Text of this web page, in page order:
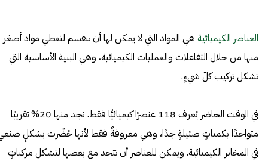
العناصر الكيميائية هي المواد التي لا يمكن لها أن تنقسم لتعطي مواد أصغر
منها من خلال التفاعلات والعمليات الكيميائية، وهي البنية الأساسية التي
تشكل تركيب كلّ شيءٍ.
في الوقت الحاضر يُعرف 118 عنصرًا كيميائيًّا فقط. نجد منها 20% تقريبًا
متواجدًا بكمياتٍ ضئيلةٍ جدًا، وهي معروفةٌ فقط لأنها حُضّرت بشكلٍ
في المخابر الكيميائية. ويمكن للعناصر أن تتحد مع بعضها لتشكل مركباتٍ